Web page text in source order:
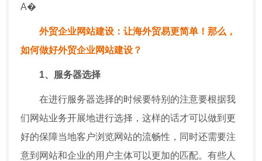
Α�
外贸企业网站建设：让海外贸易更简单！那么，
如何做好外贸企业网站建设？
1、服务器选择
在进行服务器选择的时候要特别的注意要根据我
们网站业务开展地进行选择，这样的话才可以做到更
好的保障当地客户浏览网站的流畅性，同时还需要注
意到网站和企业的用户主体可以更加的匹配。有些人